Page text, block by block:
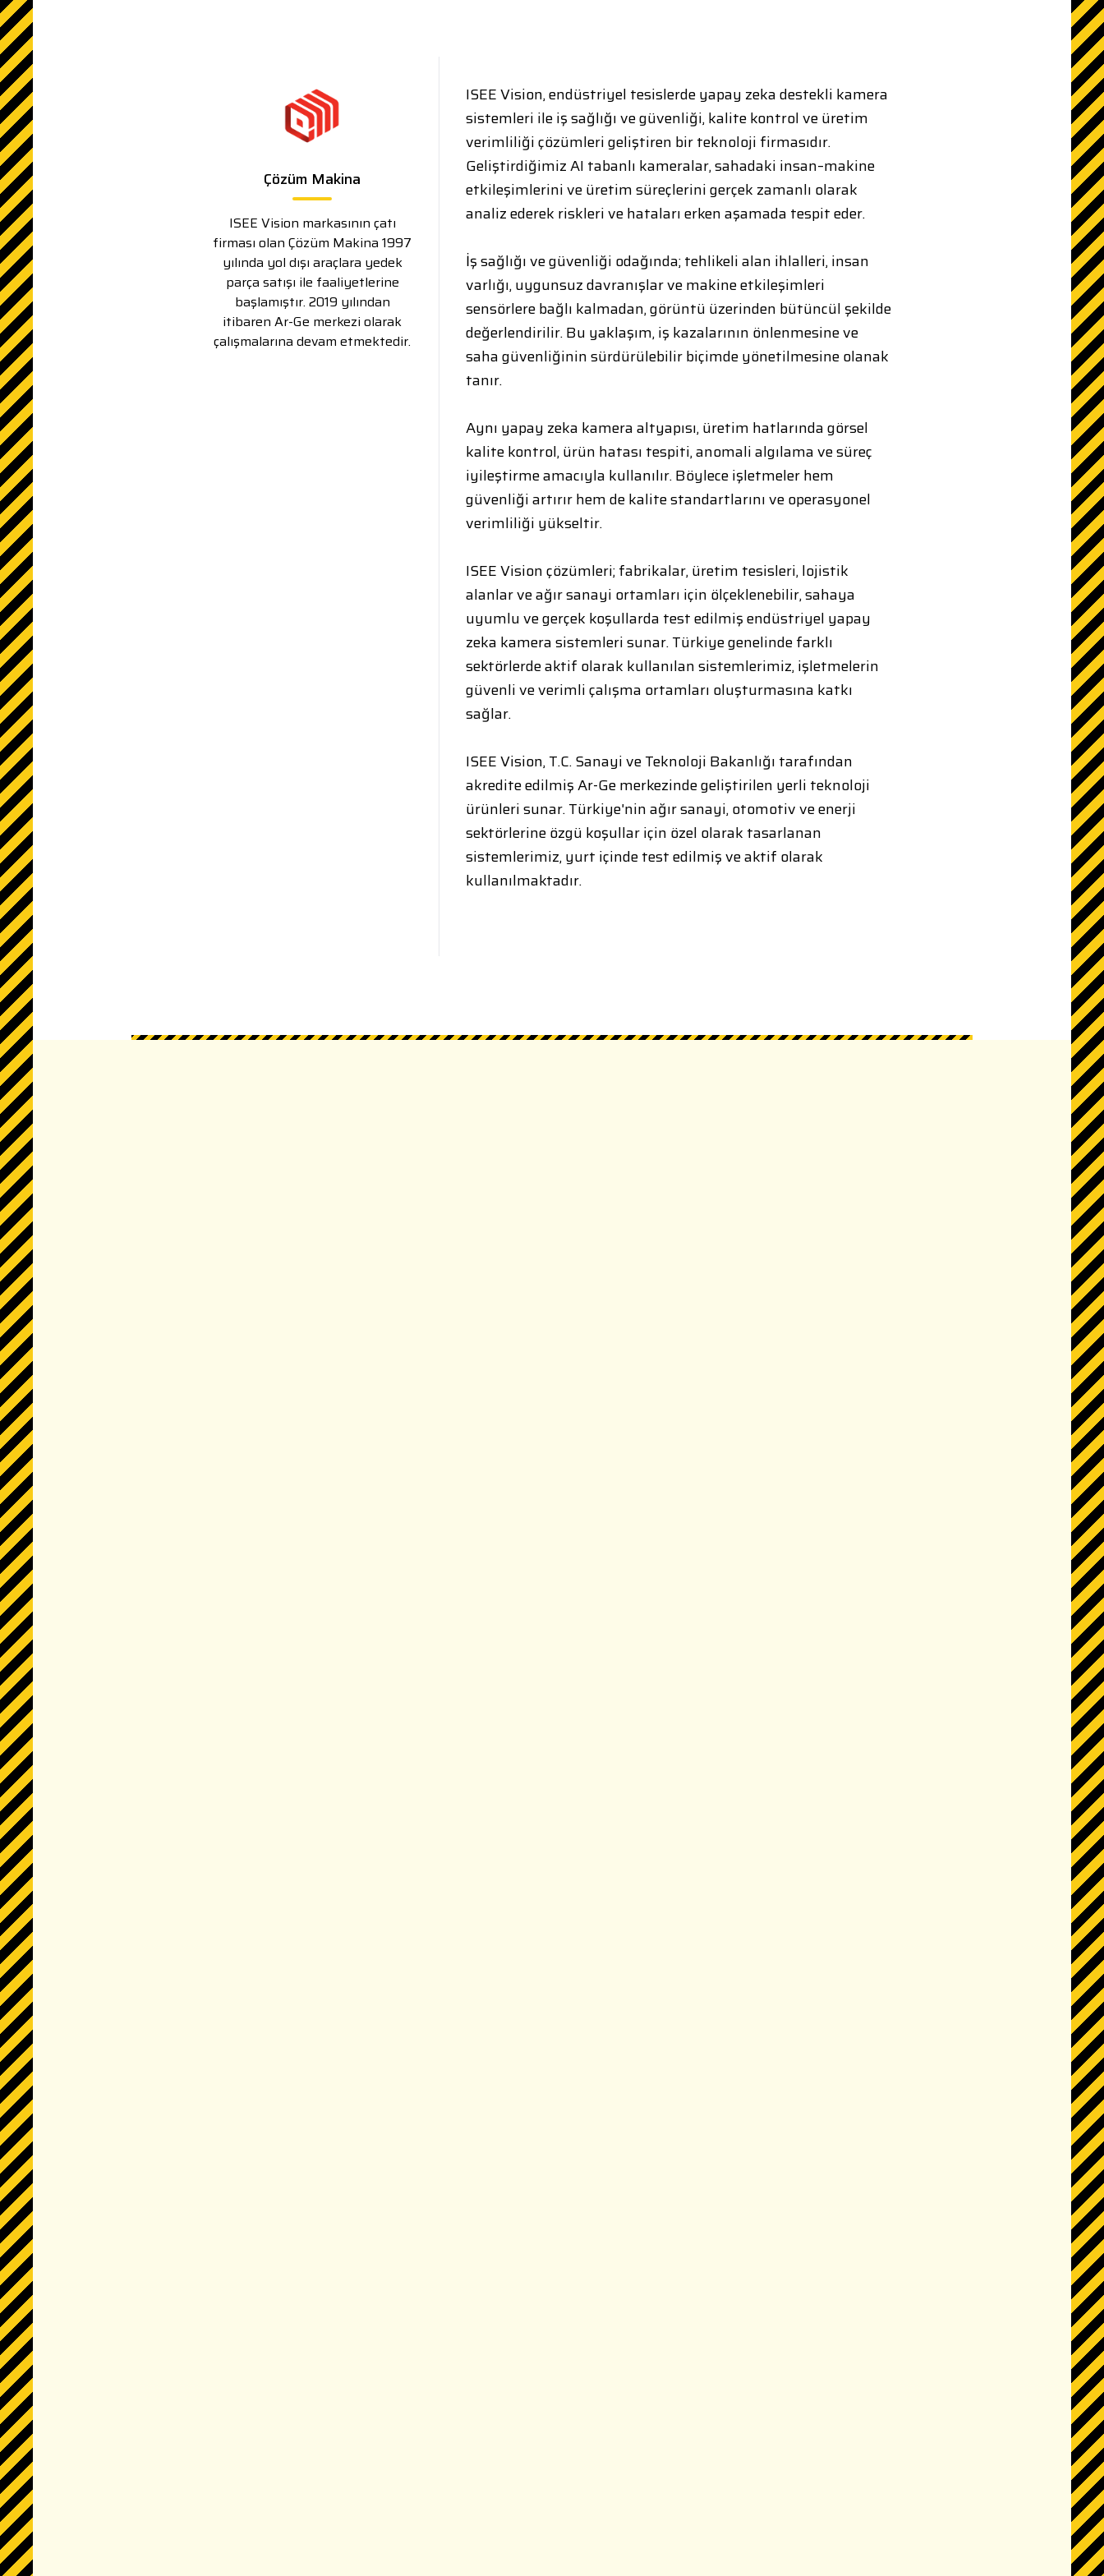
Çözüm Makina
ISEE Vision markasının çatı
firması olan Çözüm Makina 1997
yılında yol dışı araçlara yedek
parça satışı ile faaliyetlerine
başlamıştır. 2019 yılından
itibaren Ar-Ge merkezi olarak
çalışmalarına devam etmektedir.
ISEE Vision, endüstriyel tesislerde yapay zeka destekli kamera
sistemleri ile iş sağlığı ve güvenliği, kalite kontrol ve üretim
verimliliği çözümleri geliştiren bir teknoloji firmasıdır.
Geliştirdiğimiz AI tabanlı kameralar, sahadaki insan–makine
etkileşimlerini ve üretim süreçlerini gerçek zamanlı olarak
analiz ederek riskleri ve hataları erken aşamada tespit eder.
İş sağlığı ve güvenliği odağında; tehlikeli alan ihlalleri, insan
varlığı, uygunsuz davranışlar ve makine etkileşimleri
sensörlere bağlı kalmadan, görüntü üzerinden bütüncül şekilde
değerlendirilir. Bu yaklaşım, iş kazalarının önlenmesine ve
saha güvenliğinin sürdürülebilir biçimde yönetilmesine olanak
tanır.
Aynı yapay zeka kamera altyapısı, üretim hatlarında görsel
kalite kontrol, ürün hatası tespiti, anomali algılama ve süreç
iyileştirme amacıyla kullanılır. Böylece işletmeler hem
güvenliği artırır hem de kalite standartlarını ve operasyonel
verimliliği yükseltir.
ISEE Vision çözümleri; fabrikalar, üretim tesisleri, lojistik
alanlar ve ağır sanayi ortamları için ölçeklenebilir, sahaya
uyumlu ve gerçek koşullarda test edilmiş endüstriyel yapay
zeka kamera sistemleri sunar. Türkiye genelinde farklı
sektörlerde aktif olarak kullanılan sistemlerimiz, işletmelerin
güvenli ve verimli çalışma ortamları oluşturmasına katkı
sağlar.
ISEE Vision, T.C. Sanayi ve Teknoloji Bakanlığı tarafından
akredite edilmiş Ar-Ge merkezinde geliştirilen yerli teknoloji
ürünleri sunar. Türkiye'nin ağır sanayi, otomotiv ve enerji
sektörlerine özgü koşullar için özel olarak tasarlanan
sistemlerimiz, yurt içinde test edilmiş ve aktif olarak
kullanılmaktadır.